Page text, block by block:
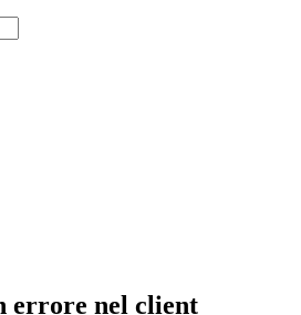
errore nel client